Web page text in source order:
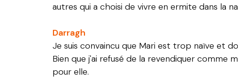
autres qui a choisi de vivre en ermite dans la
Darragh
Je suis convaincu que Mari est trop naïve et
Bien que j'ai refusé de la revendiquer comme
pour elle.